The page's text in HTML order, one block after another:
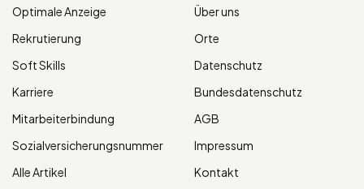
Optimale Anzeige
Rekrutierung
Soft Skills
Karriere
Mitarbeiterbindung
Sozialversicherungsnummer
Alle Artikel
Über uns
Orte
Datenschutz
Bundesdatenschutz
AGB
Impressum
Kontakt